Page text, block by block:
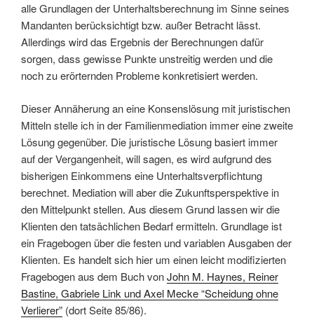
alle Grundlagen der Unterhaltsberechnung im Sinne seines
Mandanten berücksichtigt bzw. außer Betracht lässt.
Allerdings wird das Ergebnis der Berechnungen dafür
sorgen, dass gewisse Punkte unstreitig werden und die
noch zu erörternden Probleme konkretisiert werden.
Dieser Annäherung an eine Konsenslösung mit juristischen
Mitteln stelle ich in der Familienmediation immer eine zweite
Lösung gegenüber. Die juristische Lösung basiert immer
auf der Vergangenheit, will sagen, es wird aufgrund des
bisherigen Einkommens eine Unterhaltsverpflichtung
berechnet. Mediation will aber die Zukunftsperspektive in
den Mittelpunkt stellen. Aus diesem Grund lassen wir die
Klienten den tatsächlichen Bedarf ermitteln. Grundlage ist
ein Fragebogen über die festen und variablen Ausgaben der
Klienten. Es handelt sich hier um einen leicht modifizierten
Fragebogen aus dem Buch vonJohn M. Haynes, Reiner
Bastine, Gabriele Link und Axel Mecke “Scheidung ohne
Verlierer” (dort Seite 85/86).